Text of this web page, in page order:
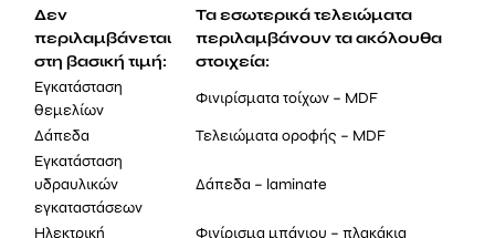
Δεν
περιλαμβάνεται
στη βασική τιμή:
Τα εσωτερικά τελειώματα
περιλαμβάνουν τα ακόλουθα
στοιχεία:
Εγκατάσταση
θεμελίων
Φινιρίσματα τοίχων – MDF
Δάπεδα
Τελειώματα οροφής – MDF
Εγκατάσταση
υδραυλικών
εγκαταστάσεων
Δάπεδα – laminate
Ηλεκτρική Φινίρισμα μπάνιου – πλακάκια